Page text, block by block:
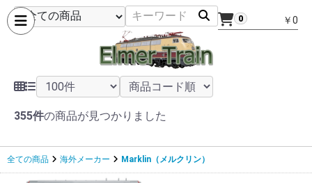
0 ￥0
355件の商品が見つかりました
全ての商品 海外メーカー Marklin（メルクリン）